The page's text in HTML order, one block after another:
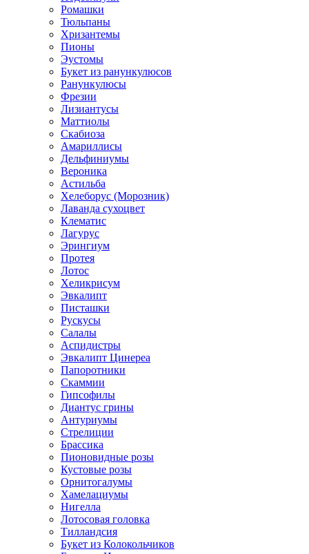
Ромашки
Тюльпаны
Хризантемы
Пионы
Эустомы
Букет из ранункулюсов
Ранункулюсы
Фрезии
Лизиантусы
Маттиолы
Скабиоза
Амариллисы
Дельфиниумы
Вероника
Астильба
Хелеборус (Морозник)
Лаванда сухоцвет
Клематис
Лагурус
Эрингиум
Протея
Лотос
Хеликрисум
Эвкалипт
Писташки
Рускусы
Салалы
Аспидистры
Эвкалипт Цинереа
Папоротники
Скаммии
Гипсофилы
Диантус грины
Антуриумы
Стрелиции
Брассика
Пионовидные розы
Кустовые розы
Орнитогалумы
Хамелациумы
Нигелла
Лотосовая головка
Тилландсия
Букет из Колокольчиков